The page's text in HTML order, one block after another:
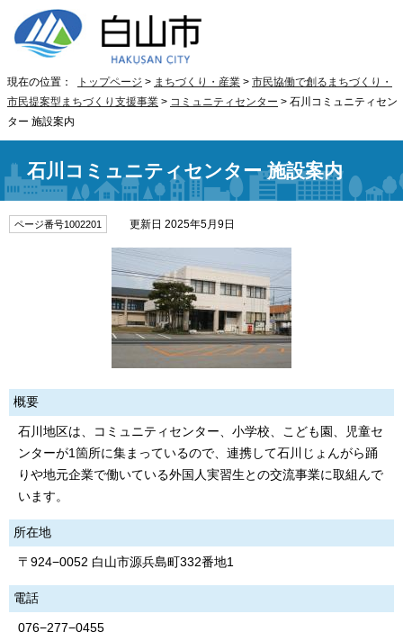
現在の位置： トップページ > まちづくり・産業 > 市民協働で創るまちづくり・
市民提案型まちづくり支援事業 > コミュニティセンター > 石川コミュニティセン
ター 施設案内
石川コミュニティセンター 施設案内
ページ番号1002201 更新日 2025年5月9日
概要
石川地区は、コミュニティセンター、小学校、こども園、児童セ
ンターが1箇所に集まっているので、連携して石川じょんがら踊
りや地元企業で働いている外国人実習生との交流事業に取組んで
います。
所在地
〒924−0052 白山市源兵島町332番地1
電話
076−277−0455